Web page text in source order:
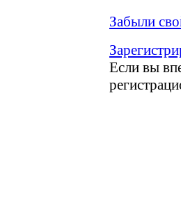
Забыли
Если вы